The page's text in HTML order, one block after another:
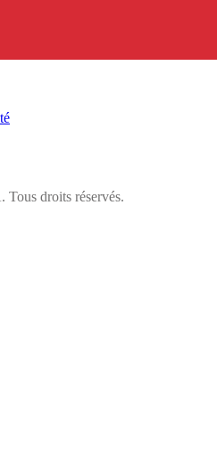
droits réservés.